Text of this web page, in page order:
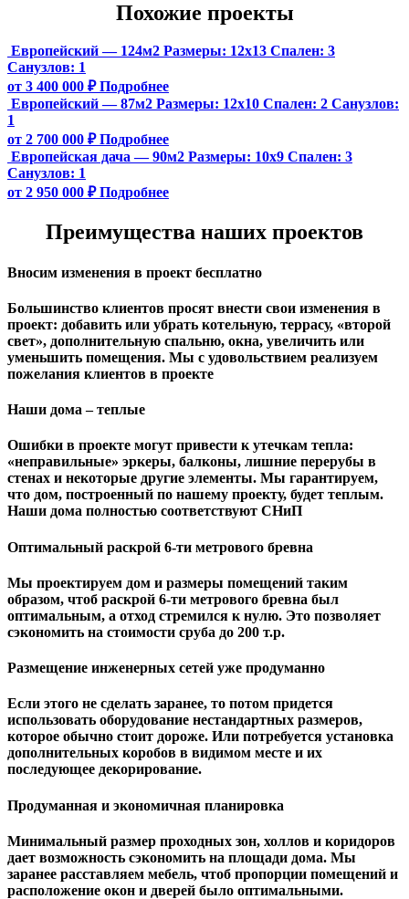
Похожие проекты
Европейский — 124м2 Размеры: 12х13 Спален: 3
Санузлов: 1
от 3 400 000 ₽ Подробнее
Европейский — 87м2 Размеры: 12х10 Спален: 2 Санузлов:
1
от 2 700 000 ₽ Подробнее
Европейская дача — 90м2 Размеры: 10х9 Спален: 3
Санузлов: 1
от 2 950 000 ₽ Подробнее
Преимущества наших проектов
Вносим изменения в проект бесплатно
Большинство клиентов просят внести свои изменения в
проект: добавить или убрать котельную, террасу, «второй
свет», дополнительную спальню, окна, увеличить или
уменьшить помещения. Мы с удовольствием реализуем
пожелания клиентов в проекте
Наши дома – теплые
Ошибки в проекте могут привести к утечкам тепла:
«неправильные» эркеры, балконы, лишние перерубы в
стенах и некоторые другие элементы. Мы гарантируем,
чтo дом, построенный по нашему проекту, будет теплым.
Наши дома полностью соответствуют СНиП
Оптимальный раскрой 6-ти метрового бревна
Мы проектируем дом и размеры помещений таким
образом, чтоб раскрой 6-ти метрового бревна был
оптимальным, а отход стремился к нулю. Это позволяет
сэкономить на стоимости сруба до 200 т.р.
Размещение инженерных сетей уже продуманно
Если этого не сделать заранее, то потом придется
использовать оборудование нестандартных размеров,
которое обычно стоит дороже. Или потребуется установка
дополнительных коробов в видимом месте и их
последующее декорирование.
Продуманная и экономичная планировка
Минимальный размер проходных зон, холлов и коридоров
дает возможность сэкономить на площади дома. Мы
заранее расставляем мебель, чтоб пропорции помещений и
расположение окон и дверей было оптимальными.